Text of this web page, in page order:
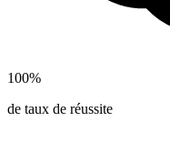
100%
de taux de réussite